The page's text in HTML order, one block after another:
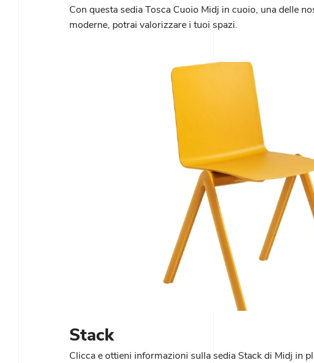
Con questa sedia Tosca Cuoio Midj in cuoio, una delle
moderne, potrai valorizzare i tuoi spazi.
Stack
Clicca e ottieni informazioni sulla sedia Stack di Midj in